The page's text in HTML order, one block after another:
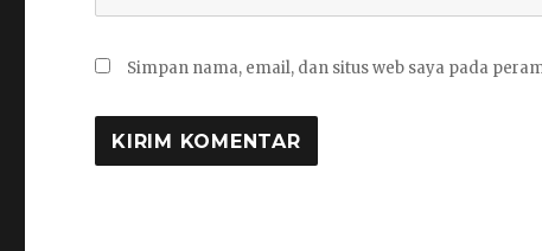
Simpan nama, email, dan situs web saya pada